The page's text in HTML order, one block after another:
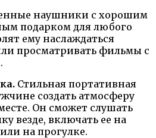
наушники с хорошим
подарком для любого
ему наслаждаться
просматривать фильмы с
Стильная портативная
создать атмосферу
Он сможет слушать
везде, включать ее на
на прогулке.